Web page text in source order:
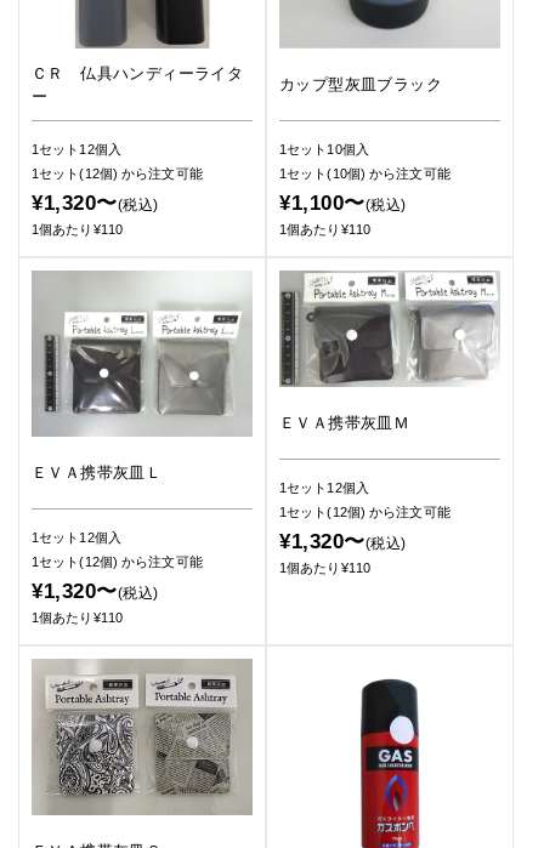
ＣＲ 仏具ハンディーライタ
ー
1セット12個入
1セット(12個)から注文可能
¥1,320〜(税込)
1個あたり¥110
カップ型灰皿ブラック
1セット10個入
1セット(10個)から注文可能
¥1,100〜(税込)
1個あたり¥110
ＥＶＡ携帯灰皿Ｌ
1セット12個入
1セット(12個)から注文可能
¥1,320〜(税込)
1個あたり¥110
ＥＶＡ携帯灰皿Ｍ
1セット12個入
1セット(12個)から注文可能
¥1,320〜(税込)
1個あたり¥110